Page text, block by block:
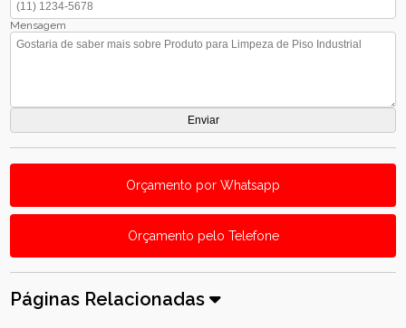
Mensagem
Orçamento por Whatsapp
Orçamento pelo Telefone
Páginas Relacionadas